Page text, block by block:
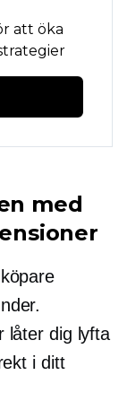
att öka
med
låter dig lyfta
i ditt